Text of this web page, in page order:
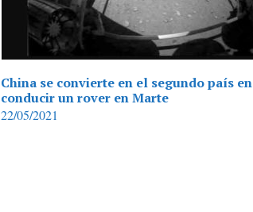
China se convierte en el segundo país en
conducir un rover en Marte
22/05/2021